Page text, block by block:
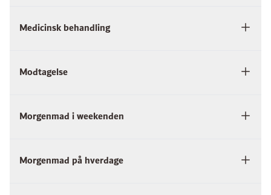
Medicinsk behandling
Modtagelse
Morgenmad i weekenden
Morgenmad på hverdage